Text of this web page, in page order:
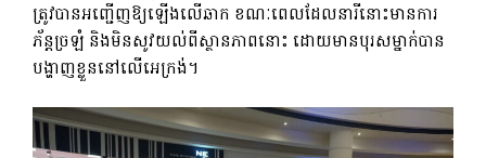
ត្រូវបានអញ្ជើញឱ្យឡើងលើឆាក ខណៈពេលដែលនារីនោះមានការ
ភ័ន្តច្រឡំ និងមិនសូវយល់ពីស្ថានភាពនោះ ដោយមានបុរសម្នាក់បាន
បង្ហាញខ្លួននៅលើអេក្រង់។